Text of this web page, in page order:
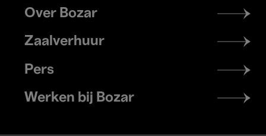
Footer
menu
Over Bozar
Zaalverhuur
Pers
Werken bij Bozar